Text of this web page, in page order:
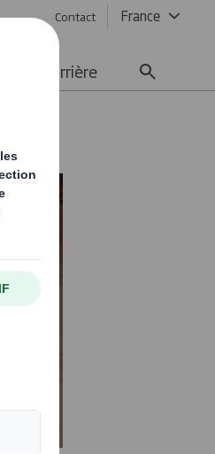
Contact France
Carrière